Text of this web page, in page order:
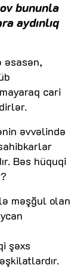
bununla
aydınlıq
əsasən,
cari
əvvəlində
Bəs hüquqi
məşğul olan
şəxs